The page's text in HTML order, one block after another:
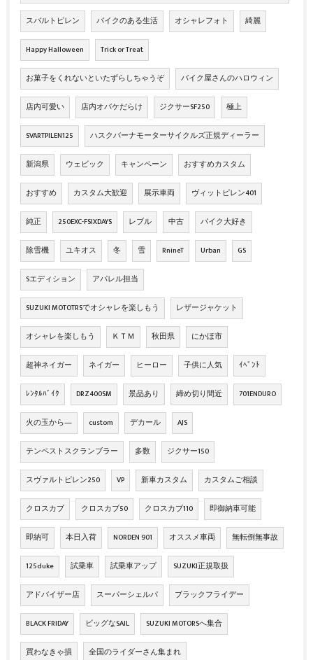
スバルトピレン バイクのある生活 オシャレフォト 綺麗
Happy Halloween Trick or Treat
お菓子をくれないといたずらしちゃうぞ バイク屋さんのハロウィン
店内可愛い 店内オバケだらけ ジクサーSF250 極上
SVARTPILEN125 ハスクバーナモーターサイクルズ正規ディーラー
新潟県 ウェビック キャンペーン おすすめカスタム
おすすめ カスタム大歓迎 展示車両 ヴィットピレン401
純正 250EXC-FSIXDAYS レブル 中古 バイク大好き
除雪機 ユキオス 冬 雪 RnineT Urban GS
Sエディション アパレル担当
SUZUKI MOTOTRSでオシャレを楽しもう レザージャケット
オシャレを楽しもう ＫＴＭ 秋田県 にかほ市
超神ネイガー ネイガー ヒーロー 子供に人気 ｲﾍﾞﾝﾄ
ﾚﾝﾀﾙﾊﾞｲｸ DRZ400SM 景品あり 締め切り間近 701ENDURO
火の玉から― custom デカール AJS
テンペストスクランブラー 多数 ジクサー150
スヴァルトピレン250 VP 新車カスタム カスタムご相談
クロスカブ クロスカブ50 クロスカブ110 即御納車可能
即納可 本日入荷 NORDEN 901 オススメ車両 無転倒無事故
125duke 試乗車 試乗車アップ SUZUKI正規取扱
アドバイザー店 スーパーシェルパ ブラックフライデー
BLACK FRIDAY ビッグなSAIL SUZUKI MOTORSへ集合
買わなきゃ損 全国のライダーさん集まれ